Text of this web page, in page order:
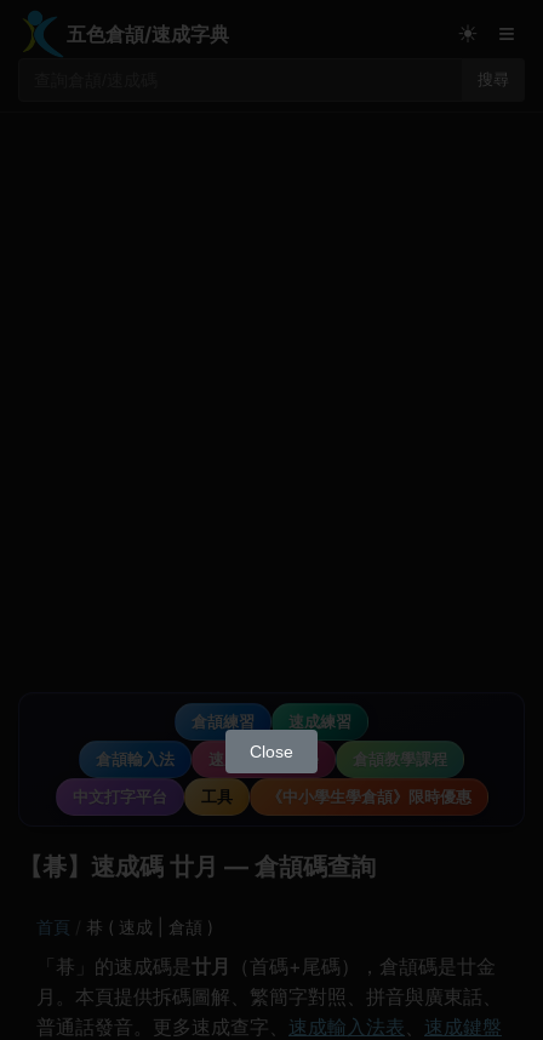
五色倉頡/速成字典
搜尋
☀ ≡
倉頡練習
速成練習
倉頡輸入法
速成輸入法教學
倉頡教學課程
中文打字平台
工具 《中小學生學倉頡》限時優惠
【朞】速成碼 廿月 — 倉頡碼查詢
首頁 朞 ( 速成 | 倉頡 )
「朞」的速成碼是 廿月
（首碼+尾碼），倉頡碼是廿金
月。本頁提供拆碼圖解、繁簡字對照、拼音與廣東話、
普通話發音。更多速成查字、 速成輸入法表、 速成鍵盤
Close